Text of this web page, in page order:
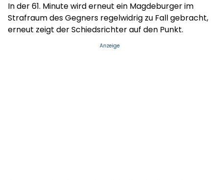
In der 61. Minute wird erneut ein Magdeburger im
Strafraum des Gegners regelwidrig zu Fall gebracht,
erneut zeigt der Schiedsrichter auf den Punkt.
Anzeige